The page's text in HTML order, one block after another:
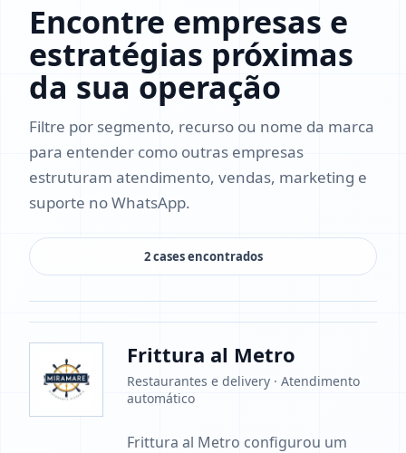
Encontre empresas e
estratégias próximas
da sua operação
Filtre por segmento, recurso ou nome da marca
para entender como outras empresas
estruturam atendimento, vendas, marketing e
suporte no WhatsApp.
2 cases encontrados
Frittura al Metro
Restaurantes e delivery · Atendimento
automático
Frittura al Metro configurou um